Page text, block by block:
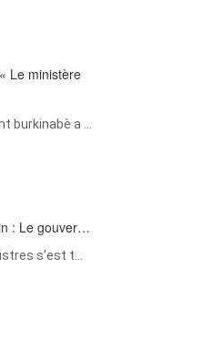
Le ministère
burkinabè a …
: Le gouver…
s’est t…